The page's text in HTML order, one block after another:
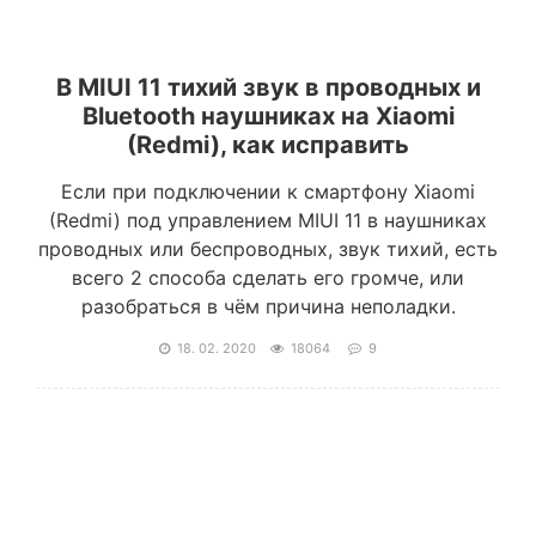
В MIUI 11 тихий звук в проводных и
Bluetooth наушниках на Xiaomi
(Redmi), как исправить
Если при подключении к смартфону Xiaomi
(Redmi) под управлением MIUI 11 в наушниках
проводных или беспроводных, звук тихий, есть
всего 2 способа сделать его громче, или
разобраться в чём причина неполадки.
18. 02. 2020 18064 9